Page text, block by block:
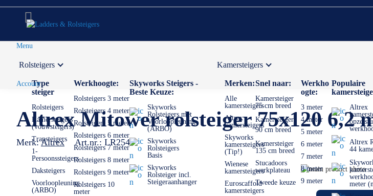
Menu
Rolsteigers
Type
steiger
Rolsteigers
Kamersteigers
(vouwsteigers)
Trapsteigers
1-
Persoonssteigers
Daksteigers
Voorloopleuning
(ARBO)
Werkhoogte:
Rolsteigers 3 meter
Rolsteigers 4 meter
Rolsteigers 5 meter
Rolsteigers 6 meter
Rolsteigers 7 meter
Rolsteigers 8 meter
Rolsteigers 9 meter
Rolsteigers 10
meter
Skyworks Steigers -
Beste Keuze:
Skyworks
Rolsteigers met
Voorloopleuning
(ARBO)
Skyworks
Rolsteigers
Basis
Skyworks
Rolsteiger incl.
Steigeraanhanger
Kamersteigers
Merken:
Alle
kamersteigers
Altrex
kamersteigers
Skyworks
kamersteigers
(Tip!)
Wienese
kamersteigers
Euroscaffold
kamersteigers
Snel naar:
Kamersteiger
75 cm breed
Kamersteiger
90 cm breed
Kamersteiger
135 cm breed
Stucadoors
werkplateau
Tweede keuze
Werkho
ogte:
3 meter
4 meter
5 meter
6 meter
7 meter
8 meter
9 meter
Populaire
Altrex
Altrex
44
meter
Account
Altrex Mitower rolsteiger 75x120 6,2
Merk: Altrex Art.nr.: LR2544
Ga
naar
Ga